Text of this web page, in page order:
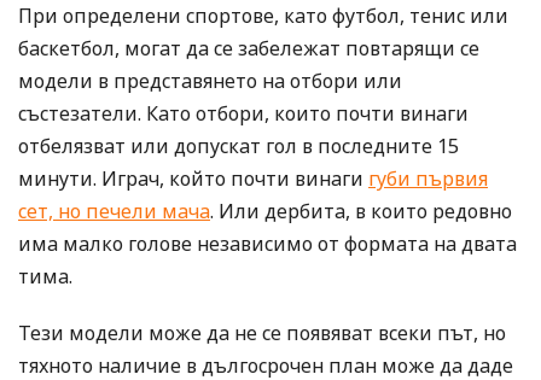
При определени спортове, като футбол, тенис или
баскетбол, могат да се забележат повтарящи се
модели в представянето на отбори или
състезатели. Като отбори, които почти винаги
отбелязват или допускат гол в последните 15
минути. Играч, който почти винаги губи първия
сет, но печели мача. Или дербита, в които редовно
има малко голове независимо от формата на двата
тима.
Тези модели може да не се появяват всеки път, но
тяхното наличие в дългосрочен план може да даде